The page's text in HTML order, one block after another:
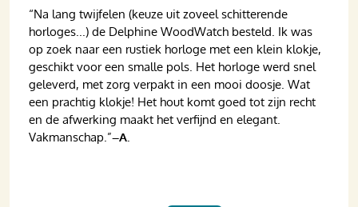
“Na lang twijfelen (keuze uit zoveel schitterende
horloges...) de Delphine WoodWatch besteld. Ik was
op zoek naar een rustiek horloge met een klein klokje,
geschikt voor een smalle pols. Het horloge werd snel
geleverd, met zorg verpakt in een mooi doosje. Wat
een prachtig klokje! Het hout komt goed tot zijn recht
en de afwerking maakt het verfijnd en elegant.
Vakmanschap.”–A.